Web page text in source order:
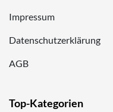
Impressum
Datenschutzerklärung
AGB
Top-Kategorien